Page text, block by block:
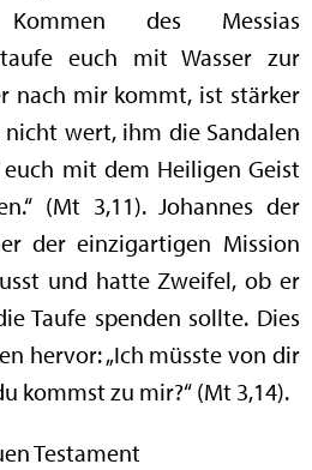
des Messias
euch mit Wasser zur
nach mir kommt, ist stärker
wert, ihm die Sandalen
mit dem Heiligen Geist
(Mt 3,11). Johannes der
der einzigartigen Mission
und hatte Zweifel, ob er
Taufe spenden sollte. Dies
hervor: „Ich müsste von dir
kommst zu mir?“ (Mt 3,14).
Testament